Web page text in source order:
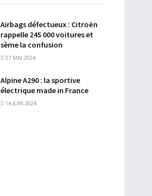
Airbags défectueux : Citroën
rappelle 245 000 voitures et
sème la confusion
27 MAI 2024
Alpine A290 : la sportive
électrique made in France
14 JUIN 2024